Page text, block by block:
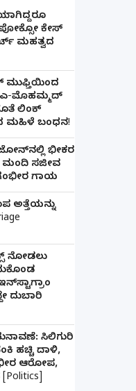
ಕೇಸ್
ಮಹತ್ವದ
ಮುಫ್ತಿಯಿಂದ
ಎ-ಮೊಹಮ್ಮದ್
ಲಿಂಕ್
ಮಹಿಳೆ ಬಂಧನ!
ಭೀಕರ
ಮಂದಿ ಸಜೀವ
ಗಾಯ
ಅತ್ತೆಯನ್ನು
ನೋಡಲು
ದುಬಾರಿ
ಸಿಲಿಗುರಿ
ಹಚ್ಚಿ ದಾಳಿ,
ಆರೋಪ,